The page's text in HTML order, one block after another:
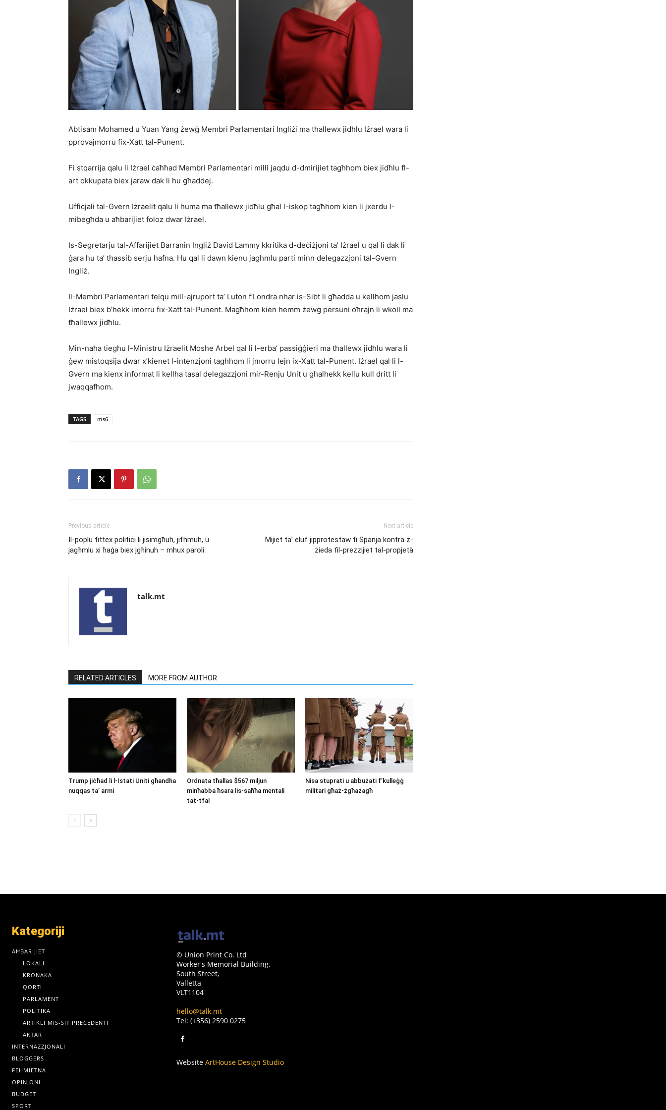
Abtisam Mohamed u Yuan Yang żewġ Membri Parlamentari Ingliżi ma tħallewx jidħlu Iżrael wara li
pprovajmorru fix-Xatt tal-Punent.
Fi stqarrija qalu li Iżrael ċaħħad Membri Parlamentari milli jaqdu d-dmirijiet tagħhom biex jidħlu fl-
art okkupata biex jaraw dak li hu għaddej.
Uffiċjali tal-Gvern Iżraelit qalu li huma ma tħallewx jidħlu għal l-iskop tagħhom kien li jxerdu l-
mibegħda u aħbarijiet foloz dwar Iżrael.
Is-Segretarju tal-Affarijiet Barranin Ingliż David Lammy kkritika d-deċiżjoni ta’ Iżrael u qal li dak li
ġara hu ta’ tħassib serju ħafna. Hu qal li dawn kienu jagħmlu parti minn delegazzjoni tal-Gvern
Ingliż.
Il-Membri Parlamentari telqu mill-ajruport ta’ Luton f’Londra nhar is-Sibt li għadda u kellhom jaslu
Iżrael biex b’hekk imorru fix-Xatt tal-Punent. Magħhom kien hemm żewġ persuni oħrajn li wkoll ma
tħallewx jidħlu.
Min-naħa tiegħu l-Ministru Iżraelit Moshe Arbel qal li l-erba’ passiġġieri ma tħallewx jidħlu wara li
ġew mistoqsija dwar x’kienet l-intenzjoni tagħhom li jmorru lejn ix-Xatt tal-Punent. Iżrael qal li l-
Gvern ma kienx informat li kellha tasal delegazzjoni mir-Renju Unit u għalhekk kellu kull dritt li
jwaqqafhom.
TAGS ms6
Previous article
Il-poplu fittex politiċi li jisimgħuh, jifhmuh, u
jagħmlu xi ħaġa biex jgħinuh – mhux paroli
Next article
Mijiet ta’ eluf jipprotestaw fi Spanja kontra ż-
żieda fil-prezzijiet tal-propjetà
talk.mt
RELATED ARTICLES MORE FROM AUTHOR
Trump jiċħad li l-Istati Uniti għandha
nuqqas ta’ armi
Ordnata tħallas $567 miljun
minħabba ħsara lis-saħħa mentali
tat-tfal
Nisa stuprati u abbużati f’kulleġġ
militari għaż-żgħażagħ
Kategoriji
AĦBARIJIET
LOKALI
KRONAKA
QORTI
PARLAMENT
POLITIKA
ARTIKLI MIS-SIT PREĊEDENTI
AKTAR
INTERNAZZJONALI
BLOGGERS
FEHMIETNA
OPINJONI
BUDGET
SPORT
© Union Print Co. Ltd
Worker's Memorial Building,
South Street,
Valletta
VLT1104
hello@talk.mt
Tel: (+356) 2590 0275
Website ArtHouse Design Studio